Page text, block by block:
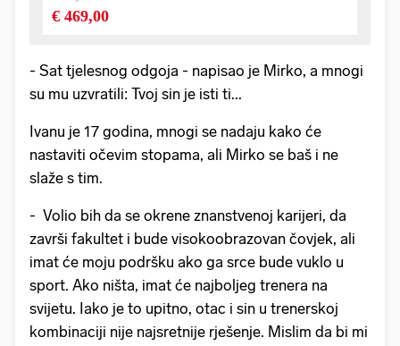
- Sat tjelesnog odgoja - napisao je Mirko, a mnogi
su mu uzvratili: Tvoj sin je isti ti...
Ivanu je 17 godina, mnogi se nadaju kako će
nastaviti očevim stopama, ali Mirko se baš i ne
slaže s tim.
- Volio bih da se okrene znanstvenoj karijeri, da
završi fakultet i bude visokoobrazovan čovjek, ali
imat će moju podršku ako ga srce bude vuklo u
sport. Ako ništa, imat će najboljeg trenera na
svijetu. Iako je to upitno, otac i sin u trenerskoj
kombinaciji nije najsretnije rješenje. Mislim da bi mi